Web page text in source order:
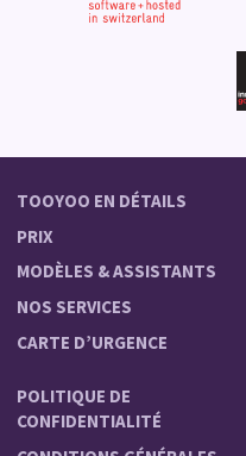
TOOYOO EN DÉTAILS
PRIX
MODÈLES & ASSISTANTS
NOS SERVICES
CARTE D’URGENCE
POLITIQUE DE
CONFIDENTIALITÉ